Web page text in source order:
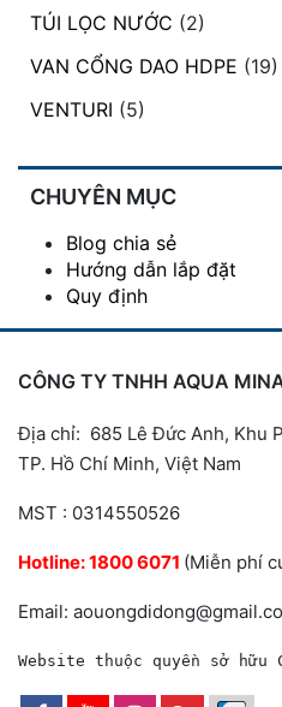
TÚI LỌC NƯỚC (2)
VAN CỔNG DAO HDPE (19)
VENTURI (5)
CHUYÊN MỤC
Blog chia sẻ
Hướng dẫn lắp đặt
Quy định
CÔNG TY TNHH AQUA
Địa chỉ: 685 Lê Đức Anh, Khu
TP. Hồ Chí Minh, Việt Nam
MST : 0314550526
Hotline:1800 6071 (Miễn phí
Email:
Website thuộc quyền sở hữu